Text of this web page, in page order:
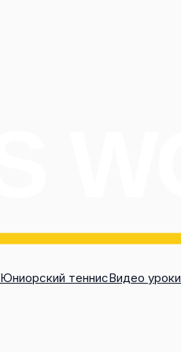
Юниорский теннисВидео уроки